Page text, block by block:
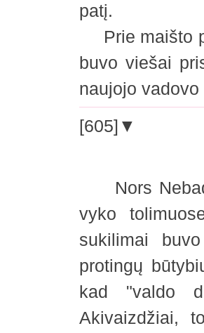
patį.
Prie maišto
buvo viešai
naujojo
[605]▼
Nors
vyko
sukilimai
protingų
kad "valdo
Akivaizdžiai,